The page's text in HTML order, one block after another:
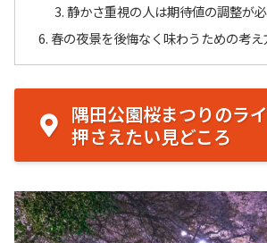
静かさ重視の人は期待値の調整が
春の夜景を後悔なく味わうための考え
隅田公園桜まつりのラ
押さえたい見どころ